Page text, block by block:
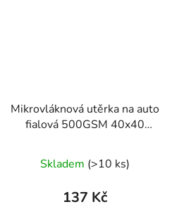
Mikrovláknová utěrka na auto
fialová 500GSM 40x40
Skladem (>10 ks)
137 Kč